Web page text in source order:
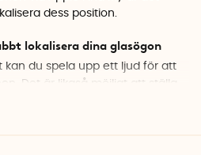
dess position.
lokalisera dina glasögon
kan du spela upp ett ljud för att
Det är likaså möjligt att ställa
tappar dina glasögon.